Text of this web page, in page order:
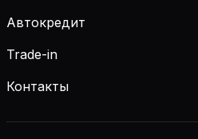
Автокредит
Trade-in
Контакты